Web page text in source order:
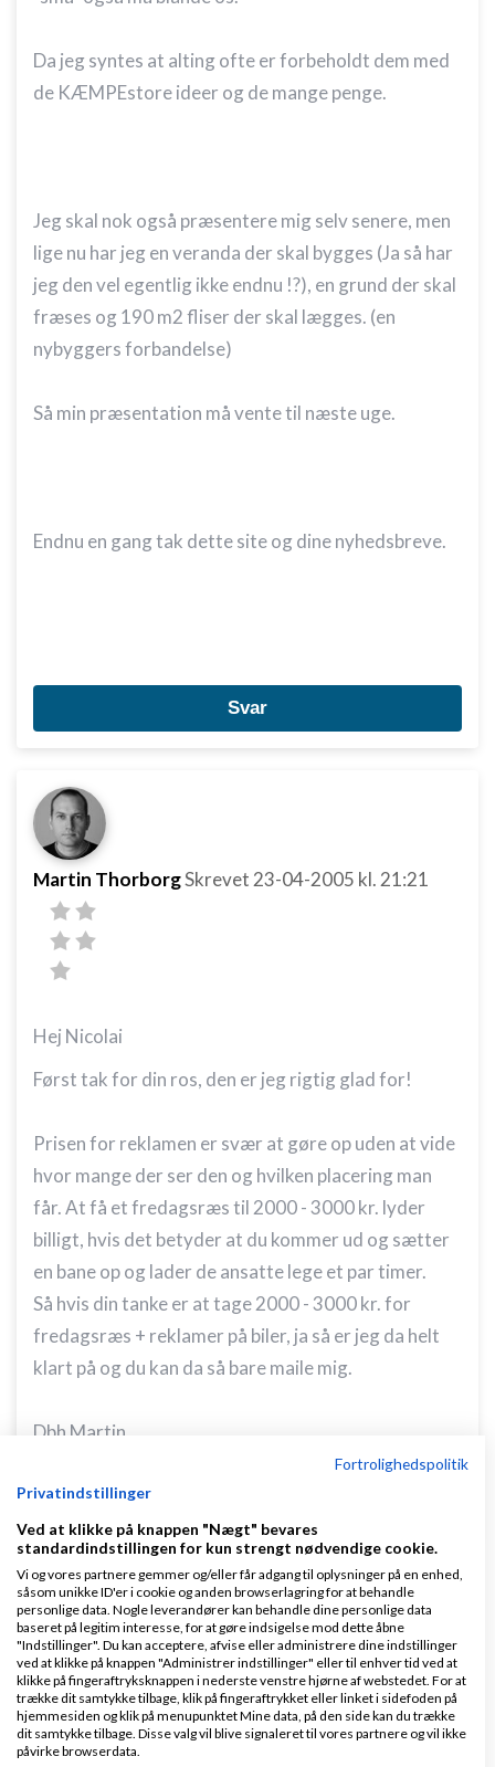
Da jeg syntes at alting ofte er forbeholdt dem med
de KÆMPEstore ideer og de mange penge.
Jeg skal nok også præsentere mig selv senere, men
lige nu har jeg en veranda der skal bygges (Ja så har
jeg den vel egentlig ikke endnu !?), en grund der skal
fræses og 190 m2 fliser der skal lægges. (en
nybyggers forbandelse)
Så min præsentation må vente til næste uge.
Endnu en gang tak dette site og dine nyhedsbreve.
Svar
Martin ThorborgSkrevet 23-04-2005 kl. 21:21
Hej Nicolai
Først tak for din ros, den er jeg rigtig glad for!
Prisen for reklamen er svær at gøre op uden at vide
hvor mange der ser den og hvilken placering man
får. At få et fredagsræs til 2000 - 3000 kr. lyder
billigt, hvis det betyder at du kommer ud og sætter
en bane op og lader de ansatte lege et par timer.
Så hvis din tanke er at tage 2000 - 3000 kr. for
fredagsræs + reklamer på biler, ja så er jeg da helt
klart på og du kan da så bare maile mig.
Dbh Martin
Side 1 ud af 1 (3 indlæg)
Tilbage til toppen
Hjælp til salg (Ikke internet)
Fortrolighedspolitik
Privatindstillinger
Ved at klikke på knappen "Nægt" bevares
standardindstillingen for kun strengt nødvendige cookie.
Vi og vores partnere gemmer og/eller får adgang til oplysninger på en enhed,
såsom unikke ID'er i cookie og anden browserlagring for at behandle
personlige data. Nogle leverandører kan behandle dine personlige data
baseret på legitim interesse, for at gøre indsigelse mod dette åbne
"Indstillinger". Du kan acceptere, afvise eller administrere dine indstillinger
ved at klikke på knappen "Administrer indstillinger" eller til enhver tid ved at
klikke på fingeraftryksknappen i nederste venstre hjørne af webstedet. For at
trække dit samtykke tilbage, klik på fingeraftrykket eller linket i sidefoden på
hjemmesiden og klik på menupunktet Mine data, på den side kan du trække
dit samtykke tilbage. Disse valg vil blive signaleret til vores partnere og vil ikke
påvirke browserdata.